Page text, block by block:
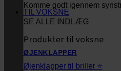
Komme godt igennem
SE ALLE INDLÆG
TIL VOKSNE
Produkter til voksne
ØJENKLAPPER
Øjenklapper til briller ⭐